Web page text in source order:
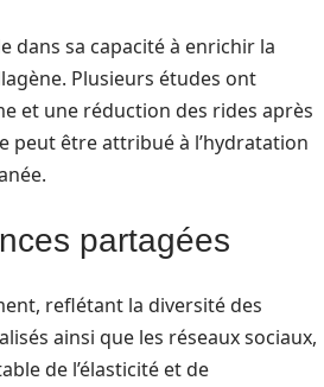
dans sa capacité à enrichir la
Plusieurs études ont
et une réduction des rides après
peut être attribué à l’hydratation
partagées
reflétant la diversité des
ainsi que les réseaux sociaux,
de l’élasticité et de